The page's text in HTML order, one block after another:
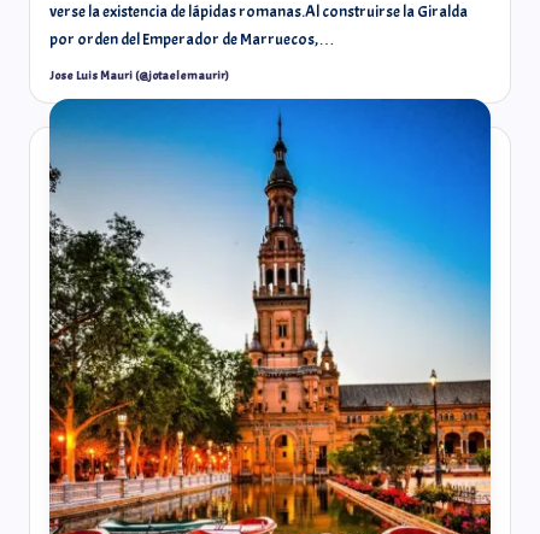
verse la existencia de lápidas romanas.Al construirse la Giralda
por orden del Emperador de Marruecos,…
Jose Luis Mauri (@jotaelemaurir)